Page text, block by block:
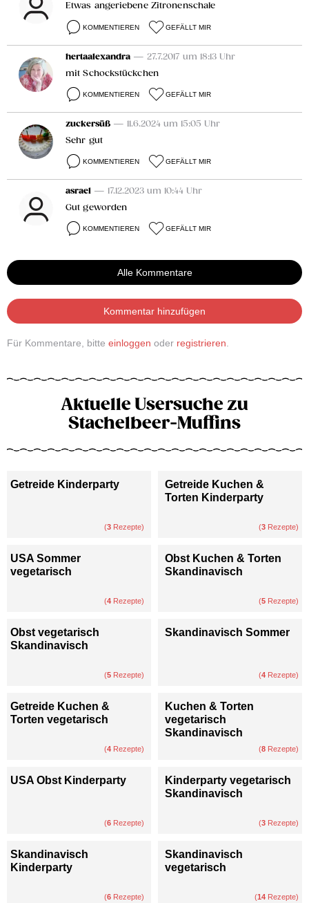
Etwas angeriebene Zitronenschale
KOMMENTIEREN GEFÄLLT MIR
hertaalexandra — 27.7.2017 um 18:13 Uhr
mit Schockstückchen
KOMMENTIEREN GEFÄLLT MIR
zuckersüß — 11.6.2024 um 15:05 Uhr
Sehr gut
KOMMENTIEREN GEFÄLLT MIR
asrael — 17.12.2023 um 10:44 Uhr
Gut geworden
KOMMENTIEREN GEFÄLLT MIR
Alle Kommentare
Kommentar hinzufügen
Für Kommentare, bitte einloggen oder registrieren
Aktuelle Usersuche zu
Stachelbeer-Muffins
Getreide Kinderparty
(3 Rezepte)
Getreide Kuchen &
Torten Kinderparty
(3 Rezepte)
USA Sommer
vegetarisch
(4 Rezepte)
Obst Kuchen & Torten
Skandinavisch
(5 Rezepte)
Obst vegetarisch
Skandinavisch
(5 Rezepte)
Skandinavisch Sommer
(4 Rezepte)
Getreide Kuchen &
Torten vegetarisch
(4 Rezepte)
Kuchen & Torten
vegetarisch
Skandinavisch
(8 Rezepte)
USA Obst Kinderparty
(6 Rezepte)
Kinderparty vegetarisch
Skandinavisch
(3 Rezepte)
Skandinavisch
Kinderparty
(6 Rezepte)
Skandinavisch
vegetarisch
(14 Rezepte)